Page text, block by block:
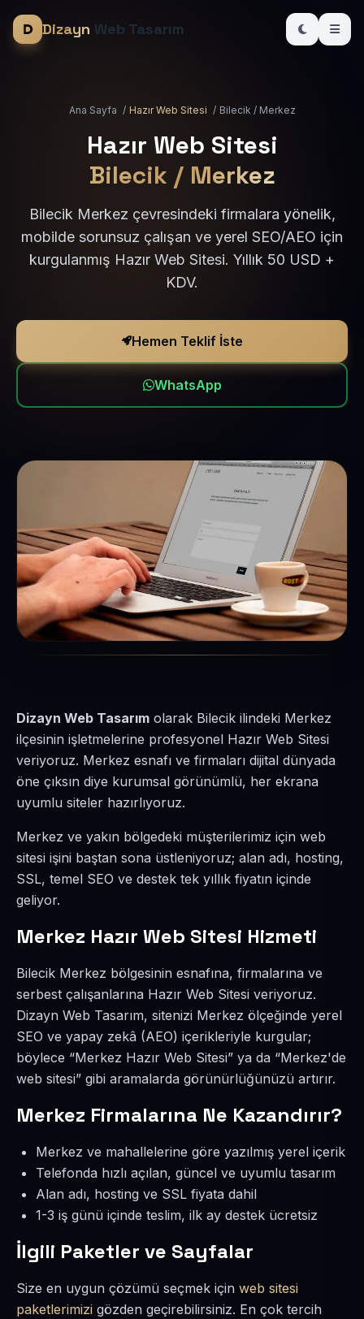
Dizayn Web Tasarım
Ana Sayfa / Hazır Web Sitesi / Bilecik / Merkez
Hazır Web Sitesi
Bilecik / Merkez
Bilecik Merkez çevresindeki firmalara yönelik,
mobilde sorunsuz çalışan ve yerel SEO/AEO için
kurgulanmış Hazır Web Sitesi. Yıllık 50 USD +
KDV.
Hemen Teklif İste
WhatsApp
Dizayn Web Tasarım olarak Bilecik ilindeki Merkez
ilçesinin işletmelerine profesyonel Hazır Web Sitesi
veriyoruz. Merkez esnafı ve firmaları dijital dünyada
öne çıksın diye kurumsal görünümlü, her ekrana
uyumlu siteler hazırlıyoruz.
Merkez ve yakın bölgedeki müşterilerimiz için web
sitesi işini baştan sona üstleniyoruz; alan adı, hosting,
SSL, temel SEO ve destek tek yıllık fiyatın içinde
geliyor.
Merkez Hazır Web Sitesi Hizmeti
Bilecik Merkez bölgesinin esnafına, firmalarına ve
serbest çalışanlarına Hazır Web Sitesi veriyoruz.
Dizayn Web Tasarım, sitenizi Merkez ölçeğinde yerel
SEO ve yapay zekâ (AEO) içerikleriyle kurgular;
böylece “Merkez Hazır Web Sitesi” ya da “Merkez'de
web sitesi” gibi aramalarda görünürlüğünüzü artırır.
Merkez Firmalarına Ne Kazandırır?
Merkez ve mahallelerine göre yazılmış yerel içerik
Telefonda hızlı açılan, güncel ve uyumlu tasarım
Alan adı, hosting ve SSL fiyata dahil
1-3 iş günü içinde teslim, ilk ay destek ücretsiz
İlgili Paketler ve Sayfalar
Size en uygun çözümü seçmek için web sitesi
paketlerimizi gözden geçirebilirsiniz. En çok tercih